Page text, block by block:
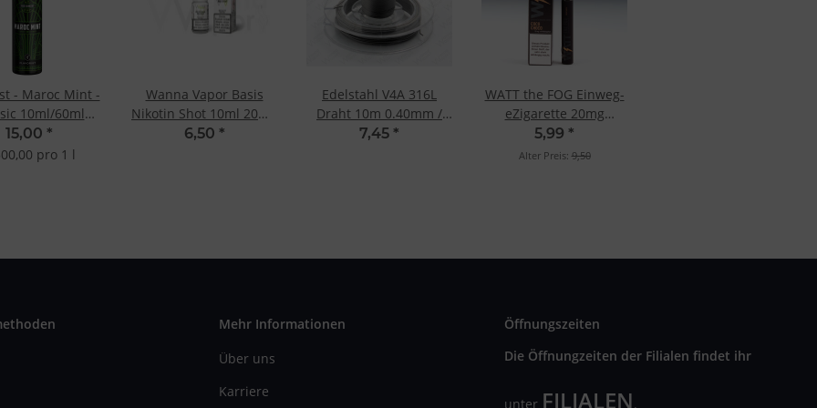
- Maroc Mint -
10ml/60ml
Aroma
15,00 *
pro 1 l
Wanna Vapor Basis
Nikotin Shot 10ml 20mg
- 50/50
6,50 *
Edelstahl V4A 316L
Draht 10m 0.40mm /
10m
7,45 *
WATT the FOG Einweg-
eZigarette 20mg
Strawberry Slushy
5,99 *
Alter Preis: 9,50
Mehr Informationen
Über uns
Karriere
Öffnungszeiten
Die Öffnungzeiten der Filialen findet ihr
unter FILIALEN.